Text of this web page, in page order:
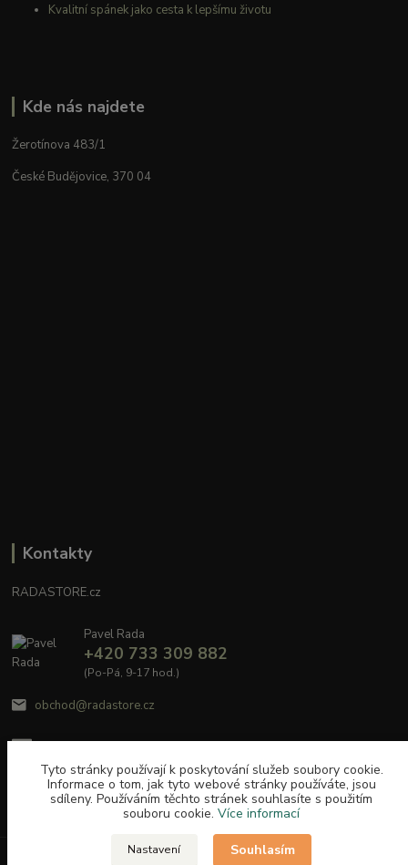
Kvalitní spánek jako cesta k lepšímu životu
Kde nás najdete
Žerotínova 483/1
České Budějovice, 370 04
Kontakty
RADASTORE.cz
Pavel Rada
+420 733 309 882
(Po-Pá, 9-17 hod.)
obchod@radastore.cz
Tyto stránky používají k poskytování služeb soubory cookie.
Informace o tom, jak tyto webové stránky používáte, jsou
sdíleny. Používáním těchto stránek souhlasíte s použitím
souboru cookie. Více informací
Nastavení Souhlasím